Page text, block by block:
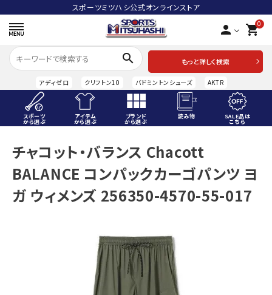
スポーツミツハシ公式オンラインストア
person 0
shopping_cart
search
もっと詳しく検索
アディゼロ クリフトン10 バドミントンシューズ AKTR
スポーツ
から選ぶ
アイテム
から選ぶ
ブランド
から選ぶ
読み物 SALE品は
こちら
ようこそ ゲスト 様
meeting_room ログイン person 会員登録
チャコット・バランス Chacott
BALANCE コンパックカーゴパンツ ヨ
ガ ウィメンズ 256350-4570-55-017